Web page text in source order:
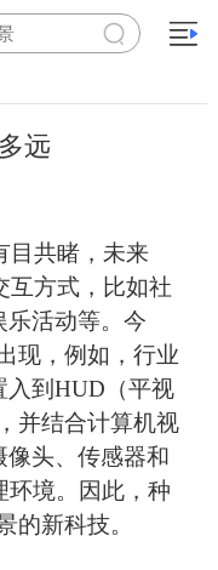
远
目共睹，未来
互方式，比如社
乐活动等。今
现，例如，行业
入到HUD（平视
并结合计算机视
头、传感器和
环境。因此，种
的新科技。